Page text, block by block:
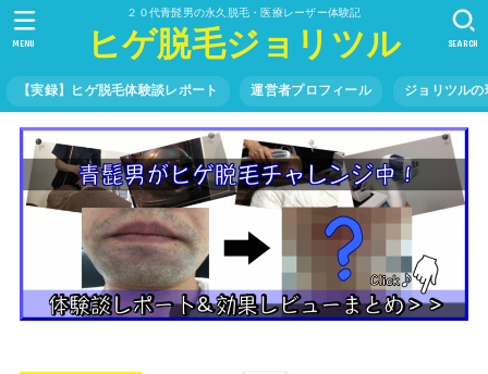
２０代青髭男の永久脱毛・医療レーザー体験記
ヒゲ脱毛ジョリツル
【実録】ヒゲ脱毛体験談レポート 運営者プロフィール ジョリツルの
SEARCH
MENU